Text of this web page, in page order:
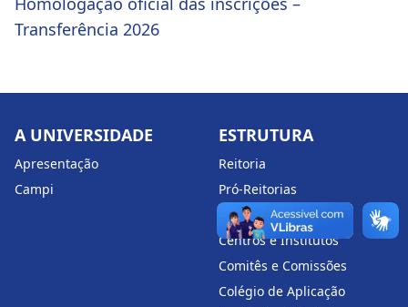
Transferência 2026
A UNIVERSIDADE
Apresentação
Campi
ESTRUTURA
Reitoria
Pró-Reitorias
Conselhos Superiores
Centros e Institutos
Comitês e Comissões
Colégio de Aplicação